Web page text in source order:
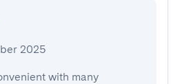
2025
with many